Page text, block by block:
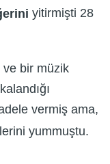
yitirmişti 28
bir müzik
vermiş ama,
yummuştu.